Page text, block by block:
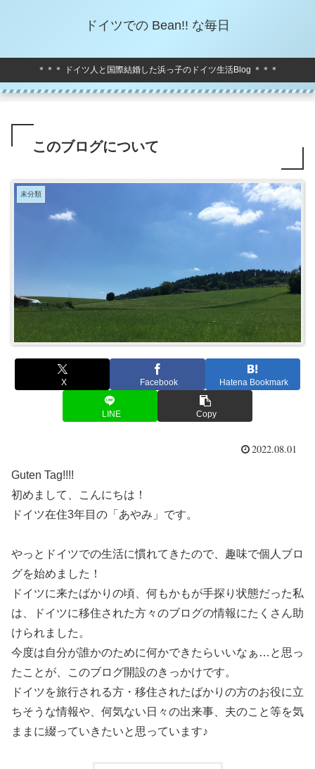
ドイツでの Bean!! な毎日
＊＊＊ ドイツ人と国際結婚した浜っ子のドイツ生活Blog ＊＊＊
このブログについて
未分類
X Facebook Hatena Bookmark
LINE Copy
2022.08.01
Guten Tag!!!!
初めまして、こんにちは！
ドイツ在住3年目の「あやみ」です。
やっとドイツでの生活に慣れてきたので、趣味で個人ブロ
グを始めました！
ドイツに来たばかりの頃、何もかもが手探り状態だった私
は、ドイツに移住された方々のブログの情報にたくさん助
けられました。
今度は自分が誰かのために何かできたらいいなぁ…と思っ
たことが、このブログ開設のきっかけです。
ドイツを旅行される方・移住されたばかりの方のお役に立
ちそうな情報や、何気ない日々の出来事、夫のこと等を気
ままに綴っていきたいと思っています♪